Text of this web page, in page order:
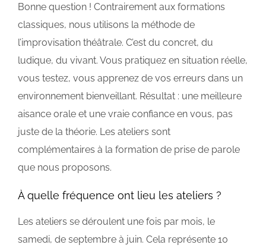
Bonne question ! Contrairement aux formations
classiques, nous utilisons la méthode de
l’improvisation théâtrale. C’est du concret, du
ludique, du vivant. Vous pratiquez en situation réelle,
vous testez, vous apprenez de vos erreurs dans un
environnement bienveillant. Résultat : une meilleure
aisance orale et une vraie confiance en vous, pas
juste de la théorie. Les ateliers sont
complémentaires à la formation de prise de parole
que nous proposons.
À quelle fréquence ont lieu les ateliers ?
Les ateliers se déroulent une fois par mois, le
samedi, de septembre à juin. Cela représente 10